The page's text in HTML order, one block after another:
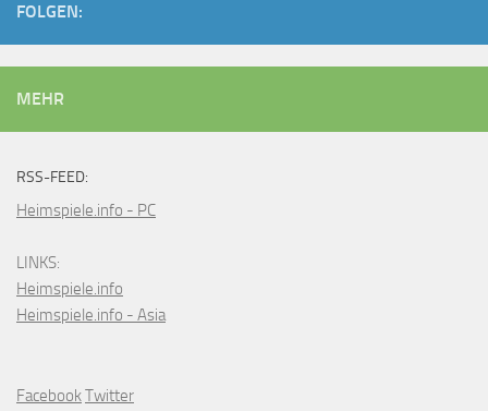
FOLGEN:
MEHR
RSS-FEED:
Heimspiele.info - PC
LINKS:
Heimspiele.info
Heimspiele.info - Asia
FacebookTwitter